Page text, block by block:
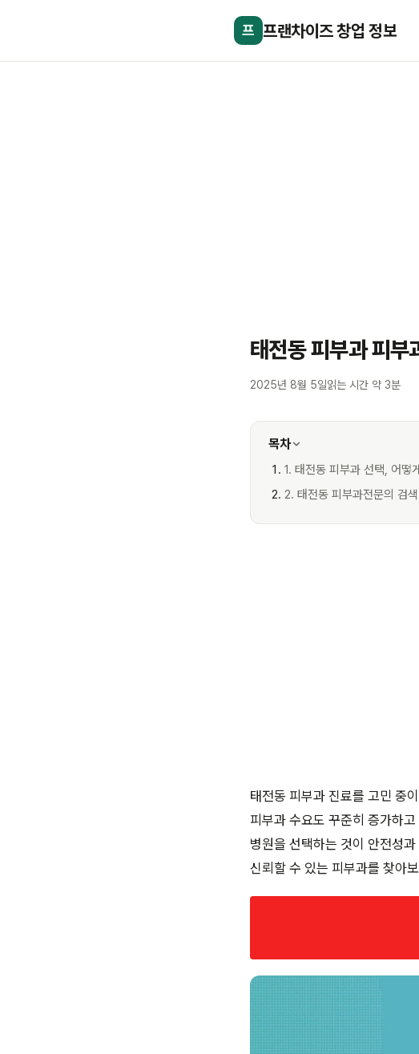
프 프랜차이즈 창업 정보
태전동 피부과 피부
2025년 8월 5일읽는 시간 약 3분
목차
1. 태전동 피부과 선택, 어떻
2. 태전동 피부과전문의 검
태전동 피부과 진료를 고민 중
피부과 수요도 꾸준히 증가하
병원을 선택하는 것이 안전성
신뢰할 수 있는 피부과를 찾아